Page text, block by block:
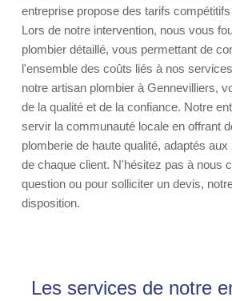
entreprise propose des tarifs
Lors de notre intervention, nous vous
plombier détaillé, vous permettant de
l'ensemble des coûts liés à nos
notre artisan plombier à Gennevilliers,
de la qualité et de la confiance. Notre
servir la communauté locale en offrant
plomberie de haute qualité, adaptés
de chaque client. N'hésitez pas à nous
question ou pour solliciter un devis,
disposition.
Les services de notre